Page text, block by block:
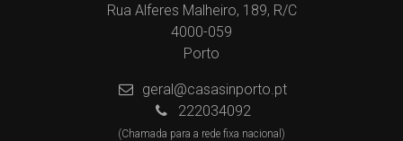
Rua Alferes Malheiro, 189, R/C
4000-059
Porto
geral@casasinporto.pt
222034092
(Chamada para a rede fixa nacional)